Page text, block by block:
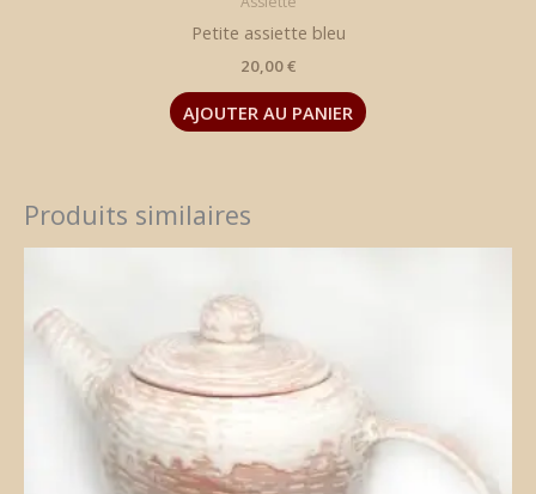
Petite assiette bleu
20,00€
AJOUTER AU PANIER
Produits similaires